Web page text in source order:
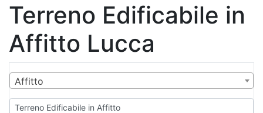
Terreno Edificabile in
Affitto Lucca
Affitto
Terreno Edificabile in Affitto